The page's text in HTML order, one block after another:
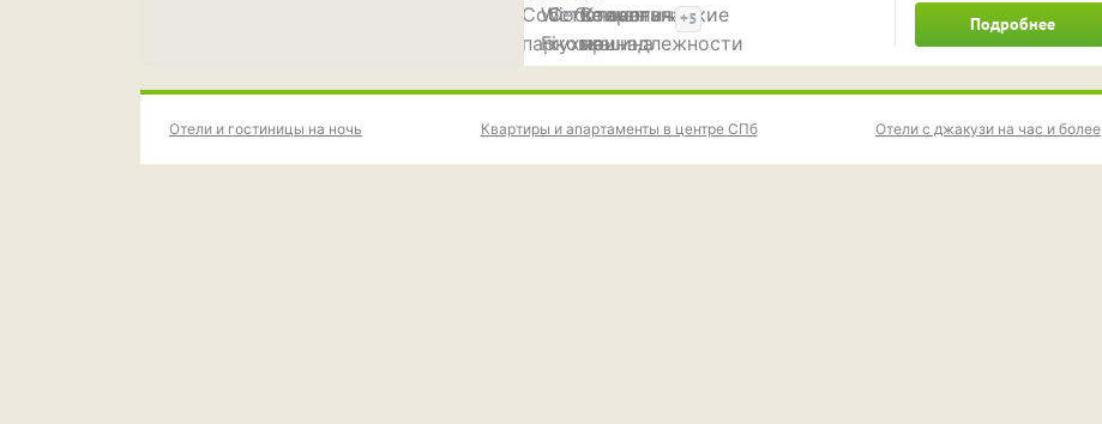
+5 Подробнее
Отели и гостиницы на ночь Квартиры и апартаменты в центре СПб Отели с джакузи на час и более